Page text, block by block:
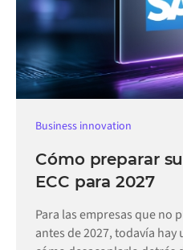
Business innovation
Cómo preparar
ECC para 2027
Para las empresas que no
antes de 2027, todavía